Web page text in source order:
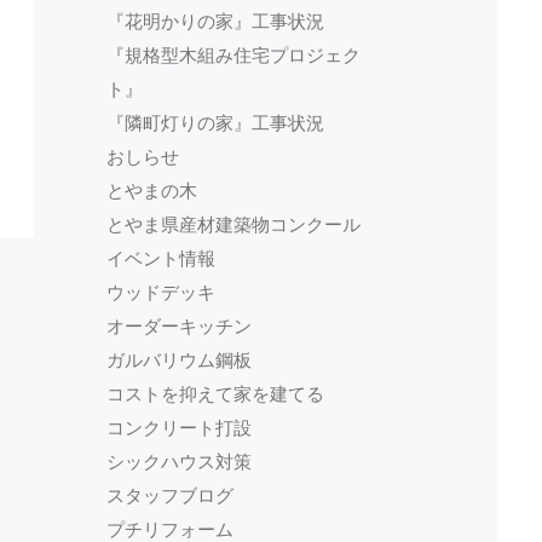
『花明かりの家』工事状況
『規格型木組み住宅プロジェク
ト』
『隣町灯りの家』工事状況
おしらせ
とやまの木
とやま県産材建築物コンクール
イベント情報
ウッドデッキ
オーダーキッチン
ガルバリウム鋼板
コストを抑えて家を建てる
コンクリート打設
シックハウス対策
スタッフブログ
プチリフォーム